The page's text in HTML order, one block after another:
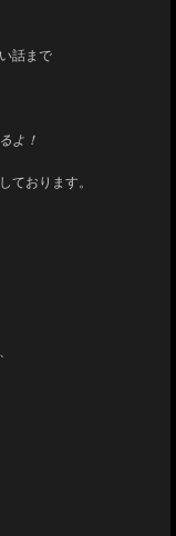
話まで
よ！
ております。